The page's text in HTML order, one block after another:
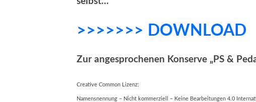
>>>>>>> DOWNLOAD
Zur angesprochenen Konserve „PS &
Creative Common Lizenz:
Namensnennung – Nicht kommerziell – Keine Bearbeitungen 4.0